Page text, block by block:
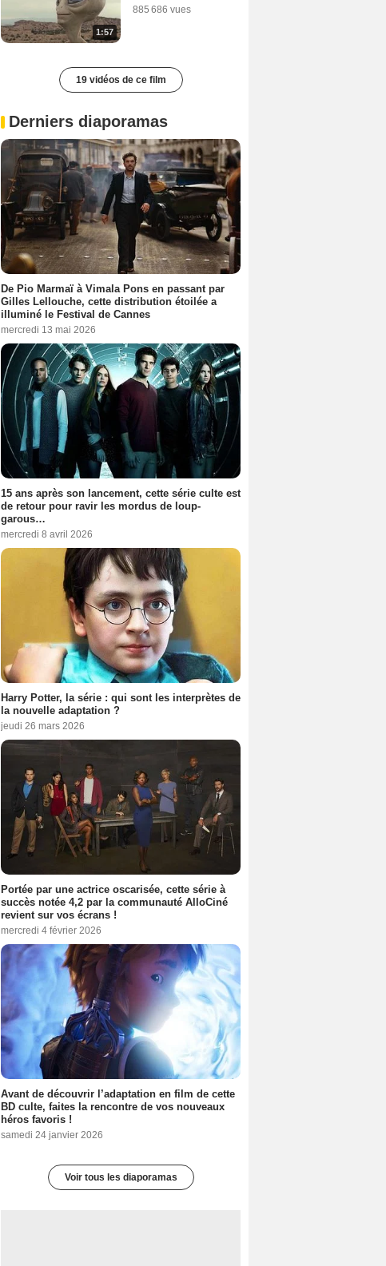
1:57
885 686 vues
19 vidéos de ce film
Derniers diaporamas
De Pio Marmaï à Vimala Pons en passant par
Gilles Lellouche, cette distribution étoilée a
illuminé le Festival de Cannes
mercredi 13 mai 2026
15 ans après son lancement, cette série culte est
de retour pour ravir les mordus de loup-
garous…
mercredi 8 avril 2026
Harry Potter, la série : qui sont les interprètes de
la nouvelle adaptation ?
jeudi 26 mars 2026
Portée par une actrice oscarisée, cette série à
succès notée 4,2 par la communauté AlloCiné
revient sur vos écrans !
mercredi 4 février 2026
Avant de découvrir l’adaptation en film de cette
BD culte, faites la rencontre de vos nouveaux
héros favoris !
samedi 24 janvier 2026
Voir tous les diaporamas